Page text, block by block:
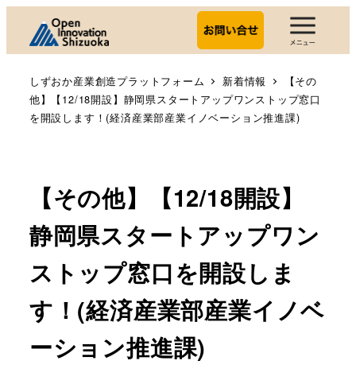
しずおか産業創造プラットフォーム 新着情報
【その
他】【12/18開設】静岡県スタートアップワンストップ窓口
を開設します！(経済産業部産業イノベーション推進課)
【その他】【12/18開設】
静岡県スタートアップワン
ストップ窓口を開設しま
す！(経済産業部産業イノベ
ーション推進課)